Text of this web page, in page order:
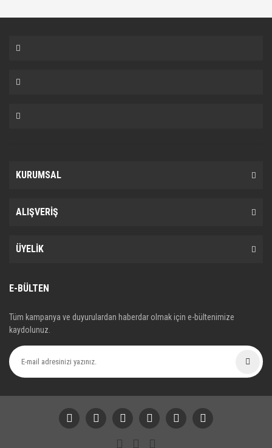
KURUMSAL
ALIŞVERİŞ
ÜYELİK
E-BÜLTEN
Tüm kampanya ve duyurulardan haberdar olmak için e-bültenimize
kaydolunuz.